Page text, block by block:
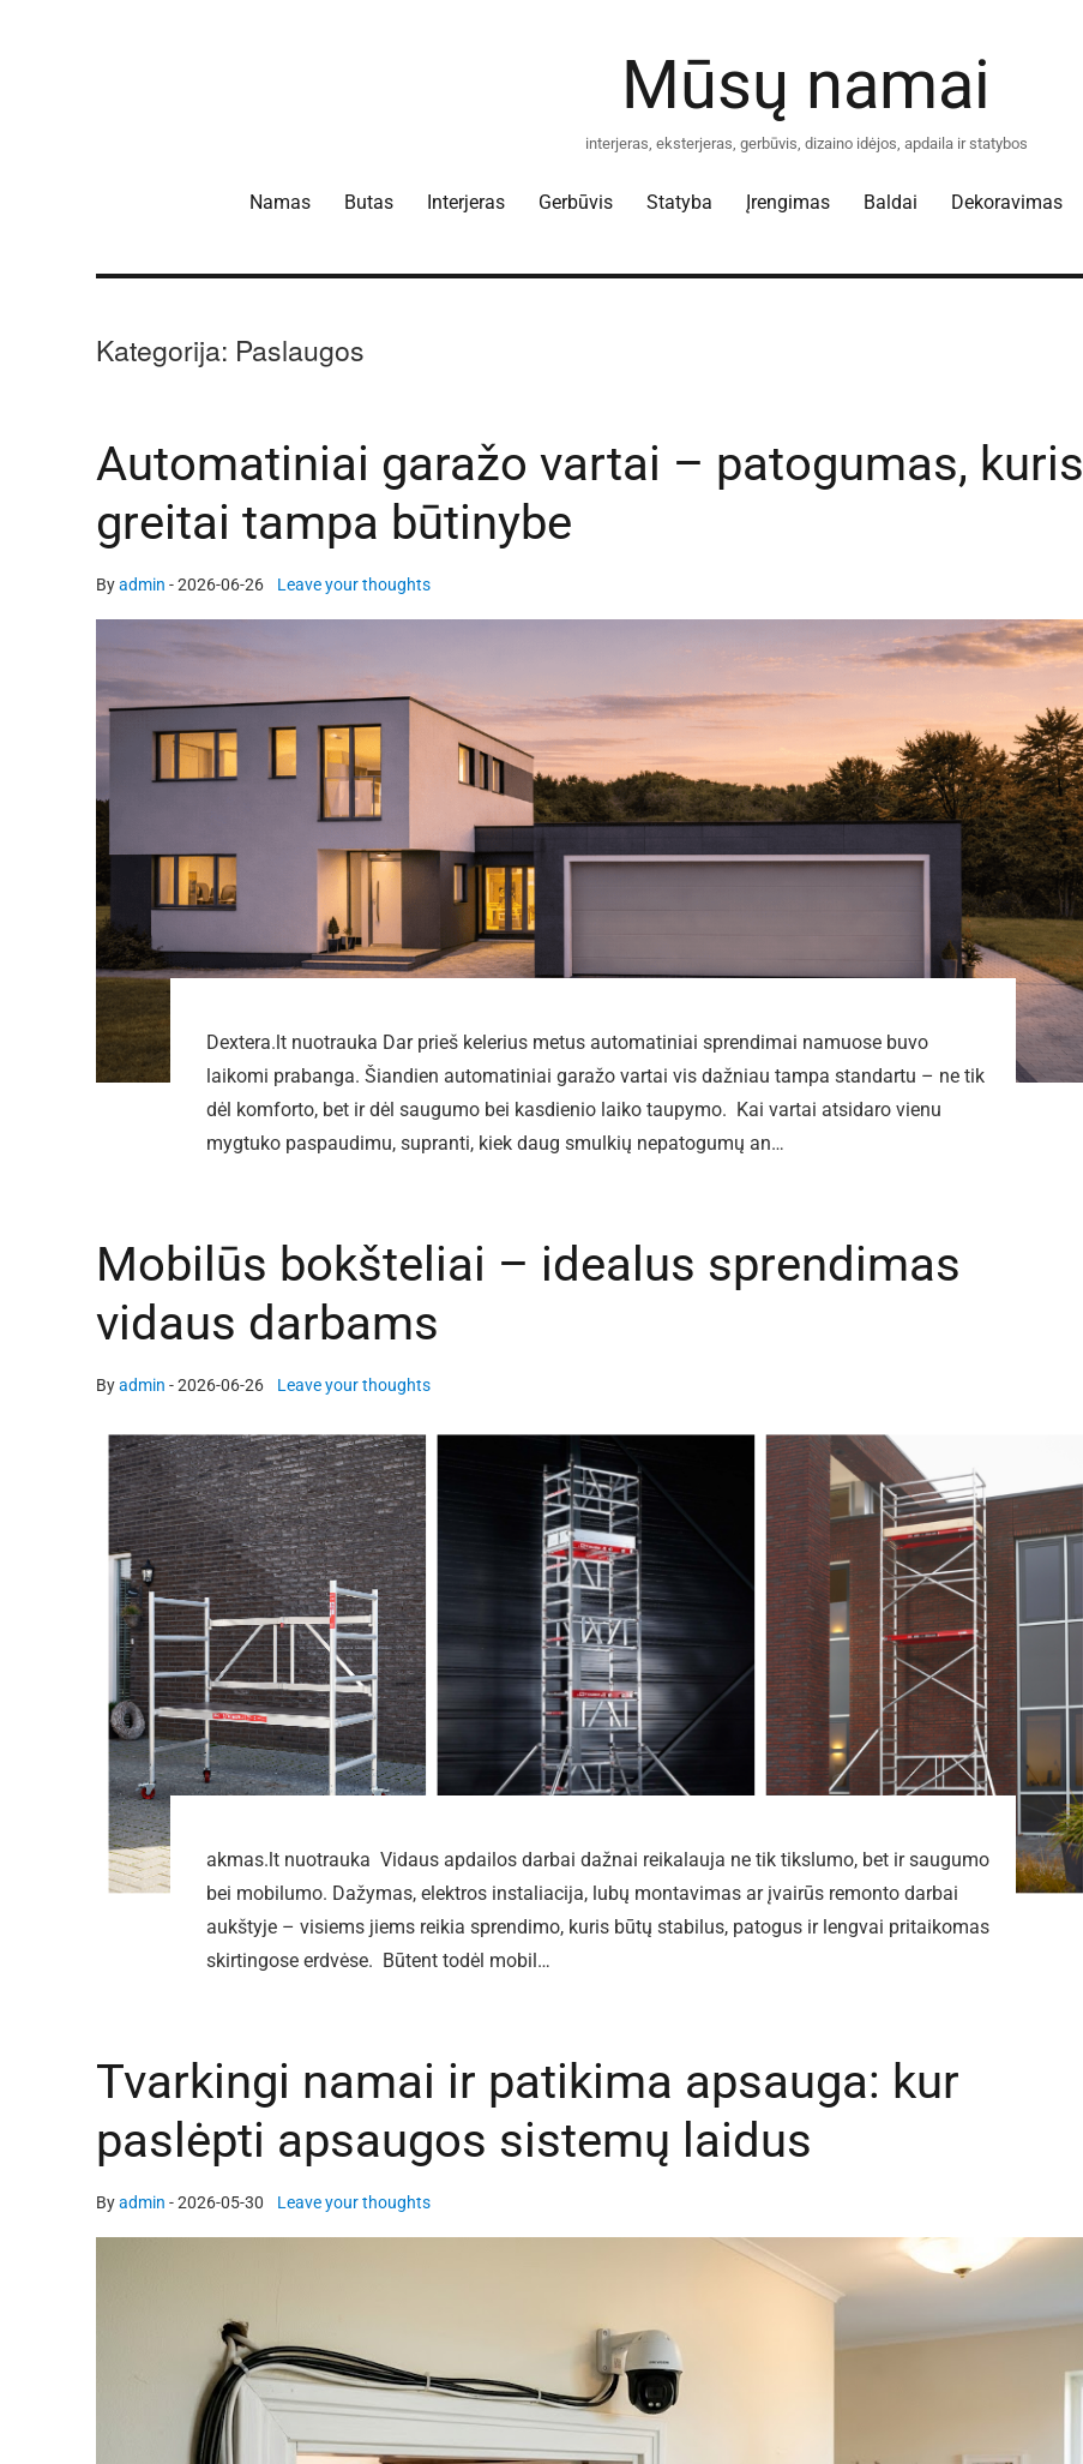
Mūsų namai
interjeras, eksterjeras, gerbūvis, dizaino idėjos, apdaila ir statybos
Namas Butas Interjeras Gerbūvis Statyba Įrengimas Baldai Dekoravimas
Kategorija: Paslaugos
Automatiniai garažo vartai – patogumas, kuris
greitai tampa būtinybe
Byadmin -2026-06-26 Leave your thoughts
Dextera.lt nuotrauka Dar prieš kelerius metus automatiniai sprendimai namuose buvo
laikomi prabanga. Šiandien automatiniai garažo vartai vis dažniau tampa standartu – ne tik
dėl komforto, bet ir dėl saugumo bei kasdienio laiko taupymo. Kai vartai atsidaro vienu
mygtuko paspaudimu, supranti, kiek daug smulkių nepatogumų an…
Mobilūs bokšteliai – idealus sprendimas
vidaus darbams
Byadmin -2026-06-26 Leave your thoughts
akmas.lt nuotrauka Vidaus apdailos darbai dažnai reikalauja ne tik tikslumo, bet ir saugumo
bei mobilumo. Dažymas, elektros instaliacija, lubų montavimas ar įvairūs remonto darbai
aukštyje – visiems jiems reikia sprendimo, kuris būtų stabilus, patogus ir lengvai pritaikomas
skirtingose erdvėse. Būtent todėl mobil…
Tvarkingi namai ir patikima apsauga: kur
paslėpti apsaugos sistemų laidus
Byadmin -2026-05-30 Leave your thoughts